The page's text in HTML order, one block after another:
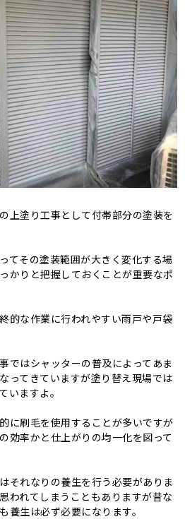
上塗り工事として付帯部分の塗装を
てその塗装範囲が大きく変化する場
かりと把握しておくことが重要なポ
的な作業に行われやすい雨戸や戸袋
ではシャッターの普及によってあま
ってきていますが塗り替え現場では
いますよ。
に刷毛を使用することが多いですが
効率かと仕上がりの均一化を図って
それなりの養生を行う必要がありま
われてしまうこともありますが昔な
養生は必ず必要になります。